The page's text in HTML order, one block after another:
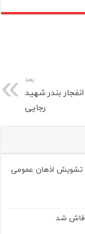
بعد
در انفجار بندر شهید
رجایی